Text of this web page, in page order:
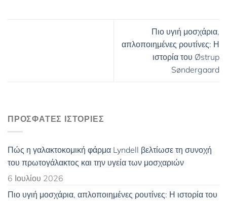
Πιο υγιή μοσχάρια,
απλοποιημένες ρουτίνες: Η
ιστορία του Østrup
Søndergaard
ΠΡΌΣΦΑΤΕΣ ΙΣΤΟΡΊΕΣ
Πώς η γαλακτοκομική φάρμα Lyndell βελτίωσε τη συνοχή
του πρωτογάλακτος και την υγεία των μοσχαριών
6 Ιουλίου 2026
Πιο υγιή μοσχάρια, απλοποιημένες ρουτίνες: Η ιστορία του